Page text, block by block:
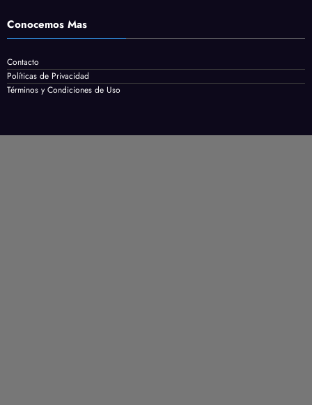
Conocemos Mas
Contacto
Políticas de Privacidad
Términos y Condiciones de Uso